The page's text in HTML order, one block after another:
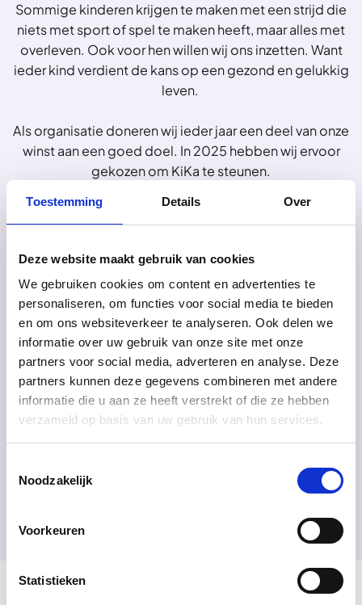
Toestemming Details Over
Deze website maakt gebruik van cookies
We gebruiken cookies om content en advertenties te
personaliseren, om functies voor social media te bieden
en om ons websiteverkeer te analyseren. Ook delen we
informatie over uw gebruik van onze site met onze
partners voor social media, adverteren en analyse. Deze
partners kunnen deze gegevens combineren met andere
informatie die u aan ze heeft verstrekt of die ze hebben
verzameld op basis van uw gebruik van hun services.
Noodzakelijk
Voorkeuren
Statistieken
Sommige kinderen krijgen te maken met een strijd die
niets met sport of spel te maken heeft, maar alles met
overleven. Ook voor hen willen wij ons inzetten. Want
ieder kind verdient de kans op een gezond en gelukkig
leven.
Als organisatie doneren wij ieder jaar een deel van onze
winst aan een goed doel. In 2025 hebben wij ervoor
gekozen om KiKa te steunen.
Op deze manier dragen wij niet alleen bij aan
waarin kinderkanker geen dodelijke ziekte meer is.
Voor elk gewerkt uur doneert
sportprofessional.nl een deel
van de winst aan een goed doel. Dit
jaar was dat KiKa!